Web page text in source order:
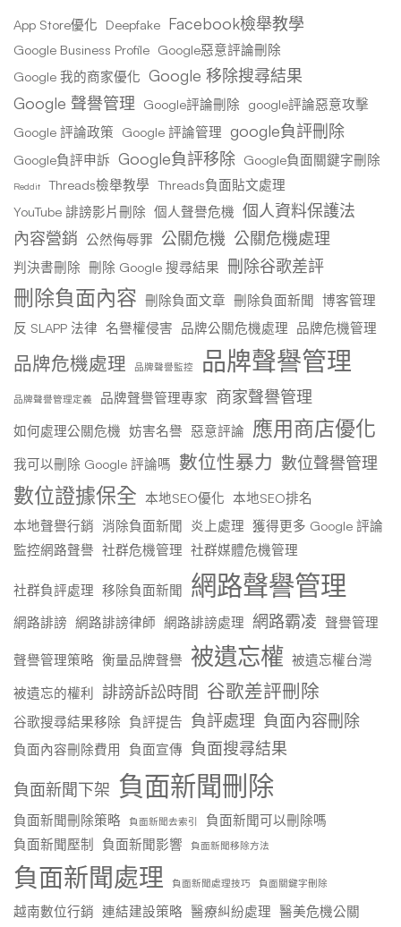
App Store優化 Deepfake Facebook檢舉教學
Google Business Profile Google惡意評論刪除
Google 我的商家優化 Google 移除搜尋結果
Google 聲譽管理 Google評論刪除 google評論惡意攻擊
Google 評論政策 Google 評論管理 google負評刪除
Google負評申訴 Google負評移除 Google負面關鍵字刪除
Reddit Threads檢舉教學 Threads負面貼文處理
YouTube 誹謗影片刪除 個人聲譽危機 個人資料保護法
內容營銷 公然侮辱罪 公關危機 公關危機處理
判決書刪除 刪除 Google 搜尋結果 刪除谷歌差評
刪除負面內容 刪除負面文章 刪除負面新聞 博客管理
反 SLAPP 法律 名譽權侵害 品牌公關危機處理 品牌危機管理
品牌危機處理 品牌聲譽監控 品牌聲譽管理
品牌聲譽管理定義 品牌聲譽管理專家 商家聲譽管理
如何處理公關危機 妨害名譽 惡意評論 應用商店優化
我可以刪除 Google 評論嗎 數位性暴力 數位聲譽管理
數位證據保全 本地SEO優化 本地SEO排名
本地聲譽行銷 消除負面新聞 炎上處理 獲得更多 Google 評論
監控網路聲譽 社群危機管理 社群媒體危機管理
社群負評處理 移除負面新聞 網路聲譽管理
網路誹謗 網路誹謗律師 網路誹謗處理 網路霸凌 聲譽管理
聲譽管理策略 衡量品牌聲譽 被遺忘權 被遺忘權台灣
被遺忘的權利 誹謗訴訟時間 谷歌差評刪除
谷歌搜尋結果移除 負評提告 負評處理 負面內容刪除
負面內容刪除費用 負面宣傳 負面搜尋結果
負面新聞下架 負面新聞刪除
負面新聞刪除策略 負面新聞去索引
負面新聞可以刪除嗎
負面新聞壓制
負面新聞影響 負面新聞移除方法
負面新聞處理 負面新聞處理技巧 負面關鍵字刪除
越南數位行銷 連結建設策略 醫療糾紛處理 醫美危機公關